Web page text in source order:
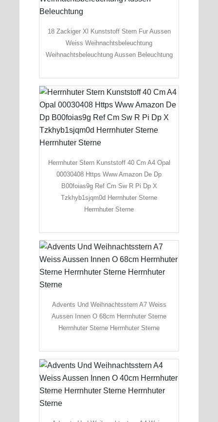
18 Zackiger Xl Kunststoff Stern Fur Aussen
Weiss Weihnachtsbeleuchtung
Weihnachtsbeleuchtung Aussen Beleuchtung
Herrnhuter Stern Kunststoff 40 Cm A4 Opal
00030408 Https Www Amazon De Dp
B00foias9g Ref Cm Sw R Pi Dp X
Tzkhyb1sjqm0d Herrnhuter Sterne
Herrnhuter Sterne
Advents Und Weihnachtsstern A7 Weiss
Aussen Innen O 68cm Herrnhuter Sterne
Herrnhuter Sterne Herrnhuter Sterne